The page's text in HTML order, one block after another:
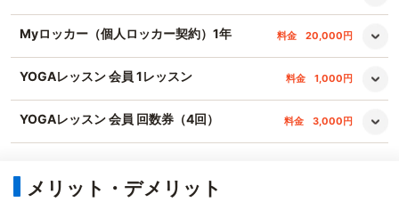
Myロッカー（個人ロッカー契約）1年 料金 20,000円
YOGAレッスン 会員 1レッスン 料金 1,000円
YOGAレッスン 会員 回数券（4回） 料金 3,000円
メリット・デメリット